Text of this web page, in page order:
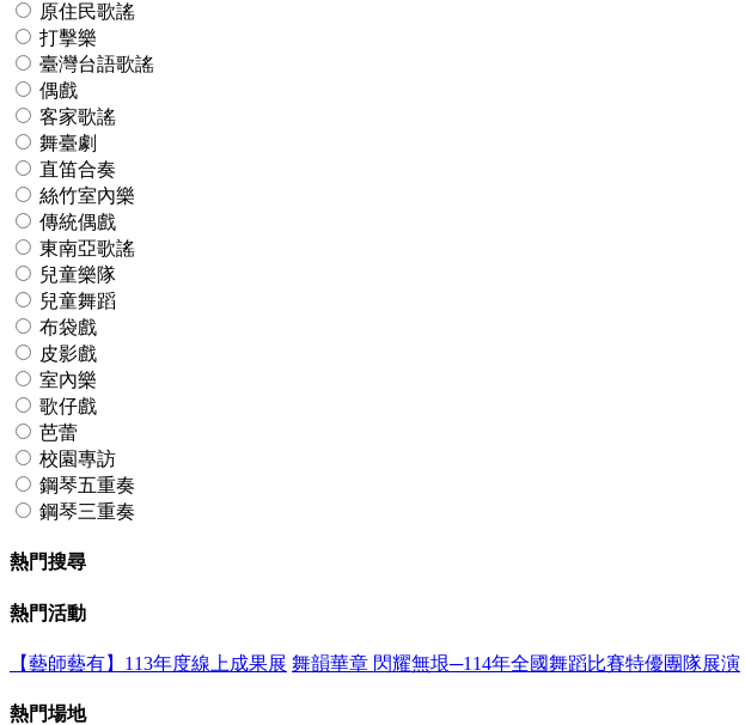
原住民歌謠
打擊樂
臺灣台語歌謠
偶戲
客家歌謠
舞臺劇
直笛合奏
絲竹室內樂
傳統偶戲
東南亞歌謠
兒童樂隊
兒童舞蹈
布袋戲
皮影戲
室內樂
歌仔戲
芭蕾
校園專訪
鋼琴五重奏
鋼琴三重奏
熱門搜尋
熱門活動
【藝師藝有】113年度線上成果展 舞韻華章 閃耀無垠─114年全國舞蹈比賽特優團隊展演
熱門場地